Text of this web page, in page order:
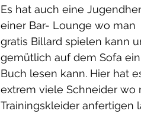
Es hat auch eine
einer Bar- Lounge wo man
gratis Billard spielen kann
gemütlich auf dem Sofa ein
Buch lesen kann. Hier hat
extrem viele Schneider wo
Trainingskleider anfertigen